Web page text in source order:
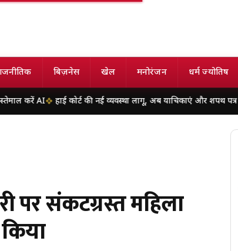
बिज़नेस खेल मनोरंजन धर्म ज्योतिष
हाई कोर्ट की नई व्यवस्था लागू, अब याचिकाएं और शपथ पत्र दोनों ओर होंगे
पर संकटग्रस्त महिला